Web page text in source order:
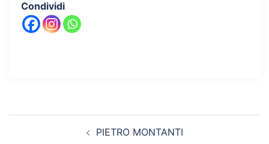
Condividi
PIETRO MONTANTI